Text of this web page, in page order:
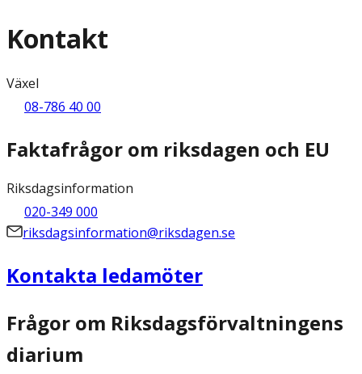
Kontakt
Växel
08-786 40 00
Faktafrågor om riksdagen och EU
Riksdagsinformation
020-349 000
riksdagsinformation@riksdagen.se
Kontakta ledamöter
Frågor om Riksdagsförvaltningens
diarium